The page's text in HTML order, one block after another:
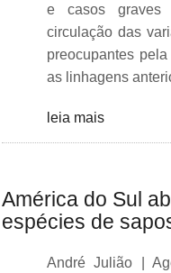
e casos graves
circulação das
preocupantes
as linhagens
leia mais
América do Sul
espécies de
André Julião |